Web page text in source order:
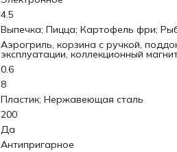
4.5
Выпечка; Пицца; Картофель фри;
Аэрогриль, корзина с ручкой,
эксплуатации, коллекционный
0.6
8
Пластик; Нержавеющая сталь
200
Да
Антипригарное